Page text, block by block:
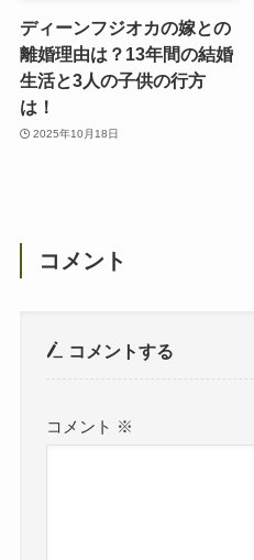
ディーンフジオカの嫁との
離婚理由は？13年間の結婚
生活と3人の子供の行方
は！
2025年10月18日
コメント
コメントする
コメント ※